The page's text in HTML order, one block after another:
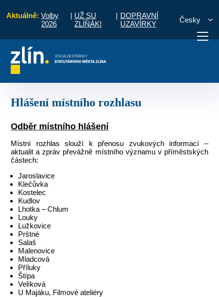
Aktuálně: Volby
2026
| UŽ SU
ZLÍŇÁK!
| DOPRAVNÍ
UZAVÍRKY
Česky
vyřídit Potřebuji zaplatit
Hlášení místního rozhlasu
Odběr místního hlášení
Místní rozhlas slouží k přenosu zvukových informací –
aktualit a zpráv převážně místního významu v příměstských
částech:
Jaroslavice
Klečůvka
Kostelec
Kudlov
Lhotka – Chlum
Louky
Lužkovice
Prštné
Salaš
Malenovice
Mladcová
Příluky
Štípa
Velíková
U Majáku, Filmové ateliéry